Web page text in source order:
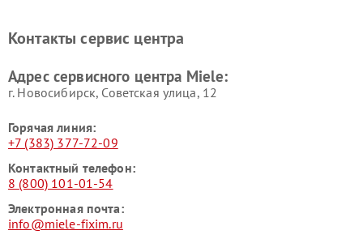
Miele
Miele
пылесосов Miele
Контакты сервис центра
Адрес сервисного центра Miele:
г. Новосибирск, Советская улица, 12
Горячая линия:
+7 (383) 377-72-09
Контактный телефон:
8 (800) 101-01-54
Электронная почта:
info@miele-fixim.ru